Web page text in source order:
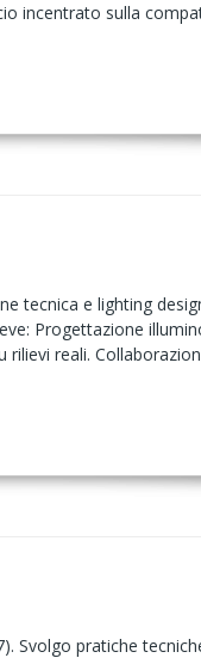
incentrato sulla
tecnica e lighting
Progettazione
reali.
Svolgo pratiche